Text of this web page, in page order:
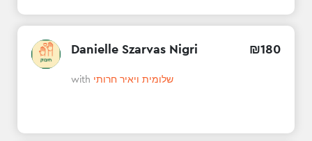
Danielle Szarvas Nigri ₪180
with שלומית ויאיר חרותי